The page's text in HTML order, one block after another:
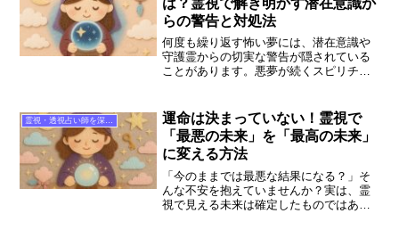
らの警告と対処法
何度も繰り返す怖い夢には、潜在意識や
守護霊からの切実な警告が隠されている
ことがあります。悪夢が続くスピリチュ
なステップを、ココナラで人気の占い師
と共に解説します。
霊視・透視占い師を深掘り
運命は決まっていない！霊視で
「最悪の未来」を「最高の未来」
に変える方法
「今のままでは最悪な結果になる？」そ
んな不安を抱えていませんか？実は、霊
視で見える未来は確定したものではあり